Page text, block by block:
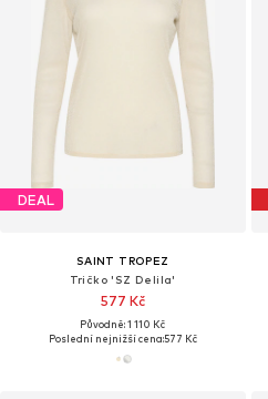
DEAL
SAINT TROPEZ
Tričko 'SZ Delila'
577 Kč
Původně: 1 110 Kč
Poslední nejnižší cena:577 Kč